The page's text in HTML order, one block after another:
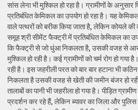
सांस लेना भी मुश्किल हो रहा है। ग्रामीणों के
प्रतिबंधित केमिकल का उपयोग हो रहा है। यह
वाले पत्थरों को बरीक किया जाता है, लेकिन कोयले
समूह श्री सीमेंट फैक्ट्री में प्रतिबंधित केमिकल का
कि फैक्ट्री से जो धुंआ निकलता है, उसकी वजह से
मुश्किल हो रही है। कई ग्रामीणों को चर्म रोग हो गया
रही है। इस जहरीली परत को बार बार हटाना भी
निकलता है उसकी वजह से खेती की जमीन बंजर हो
तालाबों का पानी भी जहरीला हो गया है। पीड़ित
प्रदर्शन कर रहे हैं, लेकिन ब्यावर का जिला और